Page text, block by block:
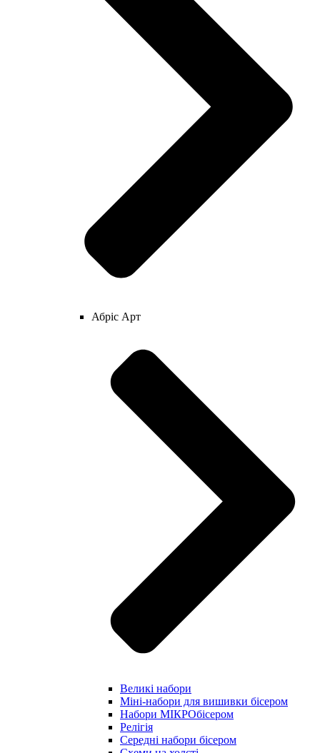
Абріс Арт
Великі набори
Міні-набори для вишивки бісером
Набори МІКРОбісером
Релігія
Середні набори бісером